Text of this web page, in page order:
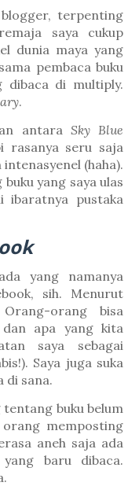
terpenting
saya cukup
dunia maya yang
pembaca buku
dibaca di multiply.
.
antara Sky Blue
rasanya seru saja
(haha).
yang saya ulas
ibaratnya pustaka
yang namanya
sih. Menurut
orang bisa
apa yang kita
saya sebagai
Saya juga suka
di sana.
buku belum
memposting
aneh saja ada
baru dibaca.